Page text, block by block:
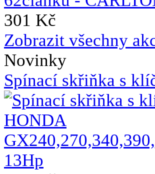
301 Kč
Zobrazit všechny
Novinky
Spínací skřiňka s